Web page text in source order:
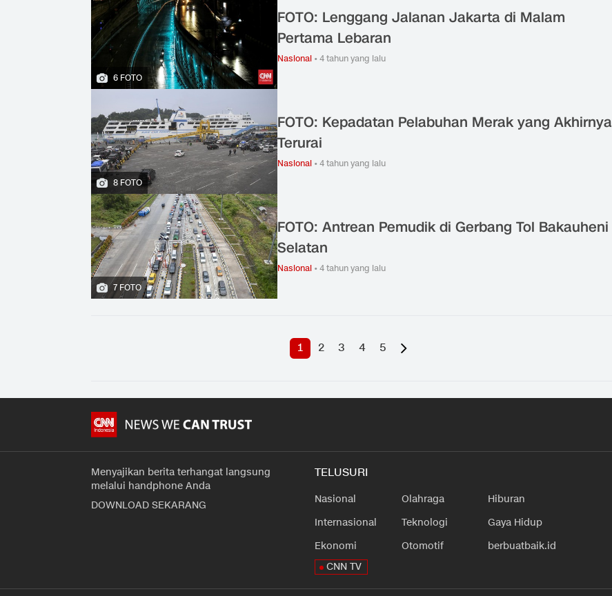
6 FOTO
FOTO: Lenggang Jalanan Jakarta di Malam
Pertama Lebaran
Nasional •4 tahun yang lalu
8 FOTO
FOTO: Kepadatan Pelabuhan Merak yang Akhirnya
Terurai
Nasional •4 tahun yang lalu
7 FOTO
FOTO: Antrean Pemudik di Gerbang Tol Bakauheni
Selatan
Nasional •4 tahun yang lalu
1 2 3 4 5
Menyajikan berita terhangat langsung
melalui handphone Anda
DOWNLOAD SEKARANG
TELUSURI
Nasional
Internasional
Ekonomi
Olahraga
Teknologi
Otomotif
Hiburan
Gaya Hidup
berbuatbaik.id
CNN TV